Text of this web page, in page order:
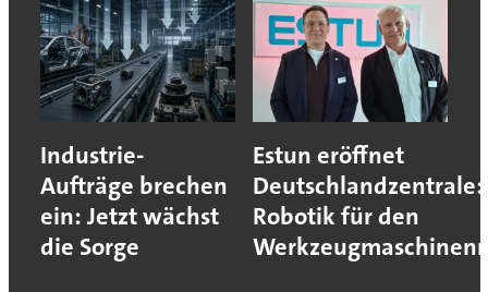
Industrie-
Aufträge brechen
ein: Jetzt wächst
die Sorge
Estun eröffnet
Deutschlandzentrale:
Robotik für den